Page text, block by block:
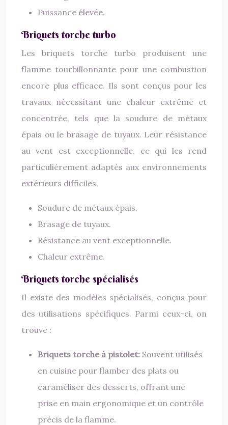
Puissance élevée.
Briquets torche turbo
Les briquets torche turbo produisent une
flamme tourbillonnante pour une combustion
encore plus efficace. Ils sont conçus pour les
travaux nécessitant une chaleur extrême et
concentrée, tels que la soudure de métaux
épais ou le brasage de tuyaux. Leur résistance
au vent est exceptionnelle, ce qui les rend
particulièrement adaptés aux environnements
extérieurs difficiles.
Soudure de métaux épais.
Brasage de tuyaux.
Résistance au vent exceptionnelle.
Chaleur extrême.
Briquets torche spécialisés
Il existe des modèles spécialisés, conçus pour
des utilisations spécifiques. Parmi ceux-ci, on
trouve :
Briquets torche à pistolet: Souvent utilisés
en cuisine pour flamber des plats ou
caraméliser des desserts, offrant une
prise en main ergonomique et un contrôle
précis de la flamme.